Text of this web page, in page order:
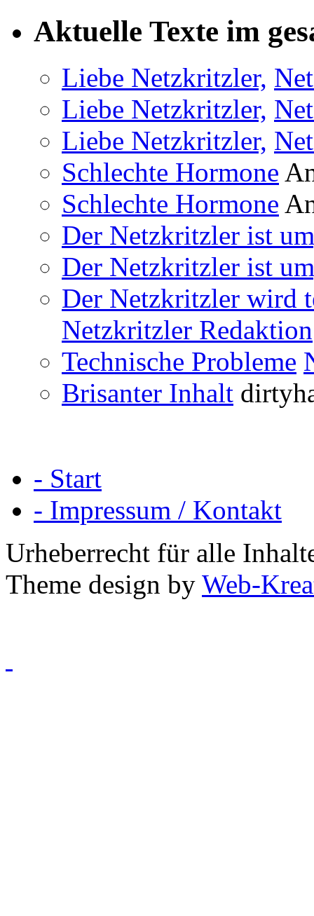
Aktuelle Texte im
Liebe Netzkritzler,
Liebe Netzkritzler,
Liebe Netzkritzler,
Schlechte Hormone
Schlechte Hormone
Der Netzkritzler ist
Der Netzkritzler ist
Der Netzkritzler wird
Netzkritzler Redaktion
Technische Probleme
Brisanter Inhalt
- Start
- Impressum / Kontakt
Urheberrecht für alle
Theme design by Web-